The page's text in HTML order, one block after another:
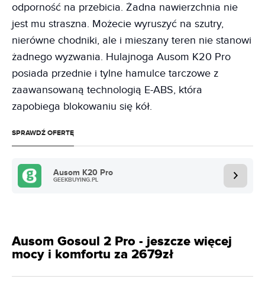
odporność na przebicia. Żadna nawierzchnia nie
jest mu straszna. Możecie wyruszyć na szutry,
nierówne chodniki, ale i mieszany teren nie stanowi
żadnego wyzwania. Hulajnoga Ausom K20 Pro
posiada przednie i tylne hamulce tarczowe z
zaawansowaną technologią E-ABS, która
zapobiega blokowaniu się kół.
SPRAWDŹ OFERTĘ
Ausom K20 Pro
GEEKBUYING.PL
Ausom Gosoul 2 Pro - jeszcze więcej
mocy i komfortu za 2679zł